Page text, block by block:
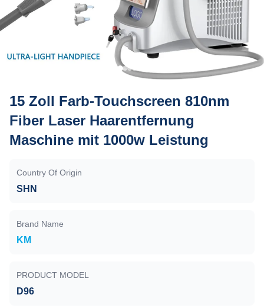
15 Zoll Farb-Touchscreen 810nm
Fiber Laser Haarentfernung
Maschine mit 1000w Leistung
Country Of Origin
SHN
Brand Name
KM
PRODUCT MODEL
D96